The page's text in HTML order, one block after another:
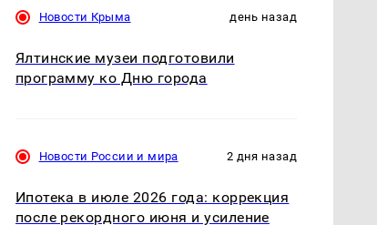
Новости Крыма день назад
Ялтинские музеи подготовили
программу ко Дню города
Новости России и мира 2 дня назад
Ипотека в июле 2026 года: коррекция
после рекордного июня и усиление